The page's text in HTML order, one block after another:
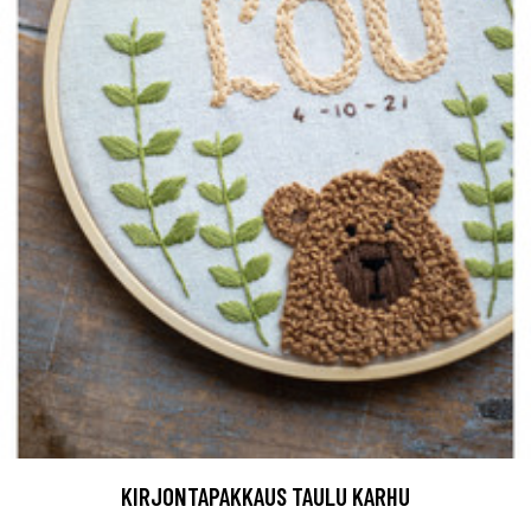
KIRJONTAPAKKAUS TAULU KARHU